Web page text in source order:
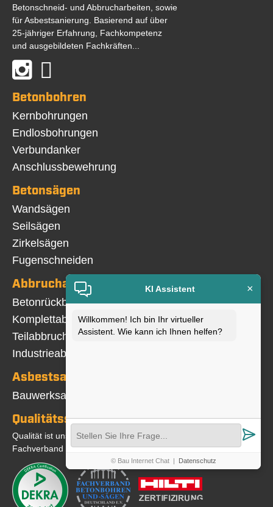
Betonschneid- und Abbrucharbeiten, sowie
für Asbestsanierung. Basierend auf über
25-jähriger Erfahrung, Fachkompetenz
und ausgebildeten Fachkräften...
Betonbohren
Navigation
überspringen
Kernbohrungen
Endlosbohrungen
Verbundanker
Anschlussbewehrung
Betonsägen
Navigation
überspringen
Wandsägen
Seilsägen
Zirkelsägen
Fugenschneiden
Abbrucharbeiten
Navigation
überspringen
Betonrückbau
Komplettabbruch
Teilabbruch
Industrieabbruch
Asbestsanierung
Navigation
überspringen
Bauwerksabdichtung
Qualitätssicherung
Qualität ist uns wichtig. Wir sind Mitglied im
Fachverband und DEKRA-zertifiziert
KI Assistent ×
Willkommen! Ich bin Ihr virtueller
Assistent. Wie kann ich Ihnen helfen?
© Bau Internet Chat| Datenschutz